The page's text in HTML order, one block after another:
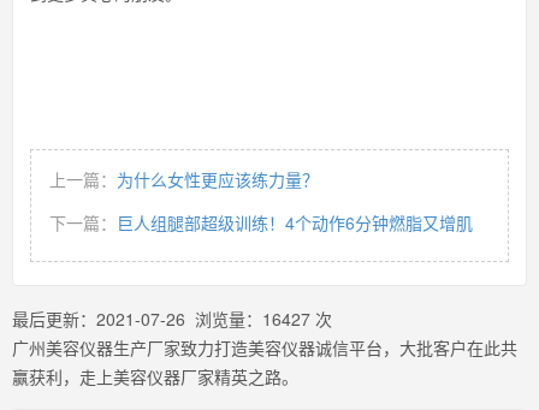
上一篇： 为什么女性更应该练力量？
下一篇： 巨人组腿部超级训练！4个动作6分钟燃脂又增肌
最后更新： 2021-07-26 浏览量： 16427 次
广州美容仪器生产厂家致力打造美容仪器诚信平台，大批客户在此共
赢获利，走上美容仪器厂家精英之路。